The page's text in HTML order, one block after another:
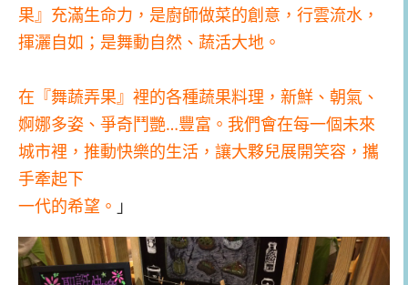
果』充滿生命力，是廚師做菜的創意，行雲流水，
揮灑自如；是舞動自然、蔬活大地。
在『舞蔬弄果』裡的各種蔬果料理，新鮮、朝氣、
婀娜多姿、爭奇鬥艷…豐富。我們會在每一個未來
城市裡，推動快樂的生活，讓大夥兒展開笑容，攜
手牽起下
一代的希望。 」